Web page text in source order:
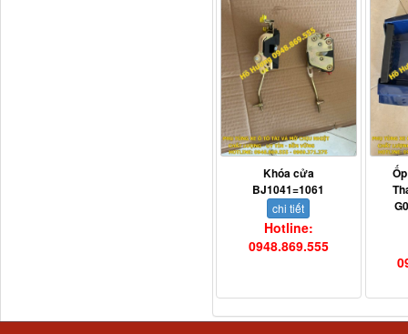
Khóa cửa
BJ1041=1061
chi tiết
Hotline:
0948.869.555